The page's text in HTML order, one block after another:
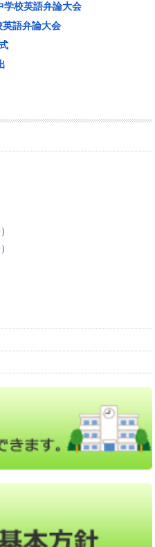
校英語弁論大会
語弁論大会